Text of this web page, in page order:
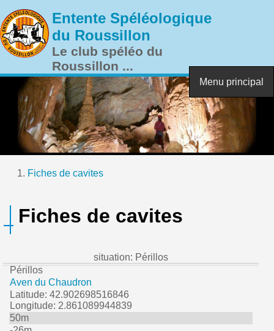
Entente Spéléologique
du Roussillon
Le club spéléo du
Roussillon ...
Menu principal
Fiches de cavites
Fiches de cavites
situation: Périllos
Périllos
Aven du Chaudron
Latitude: 42.902698516846
Longitude: 2.861089944839
50m